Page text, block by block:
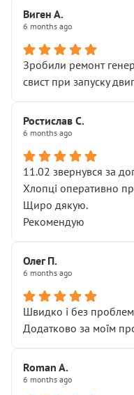
Виген А.
6 months ago
Зробили ремонт
свист при запуску
Ростислав С.
6 months ago
11.02 звернувся за
Хлопці оперативно
Щиро дякую.
Рекомендую
Олег П.
6 months ago
Швидко і без
Додатково за моїм
Roman A.
6 months ago